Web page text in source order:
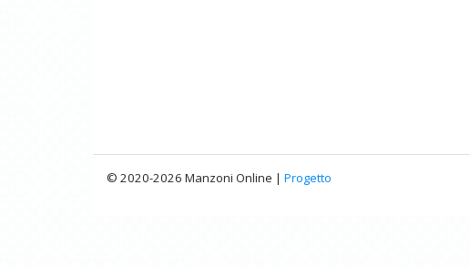
© 2020-2026 Manzoni Online | Progetto